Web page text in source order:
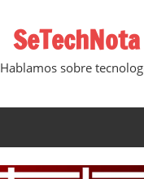
SeTechNota
Hablamos sobre